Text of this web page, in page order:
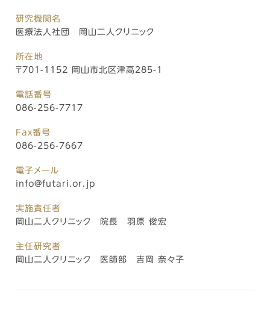
研究機関名
医療法人社団 岡山二人クリニック
所在地
〒701-1152 岡山市北区津高285-1
電話番号
086-256-7717
Fax番号
086-256-7667
電子メール
info@futari.or.jp
実施責任者
岡山二人クリニック 院長 羽原 俊宏
主任研究者
岡山二人クリニック 医師部 吉岡 奈々子